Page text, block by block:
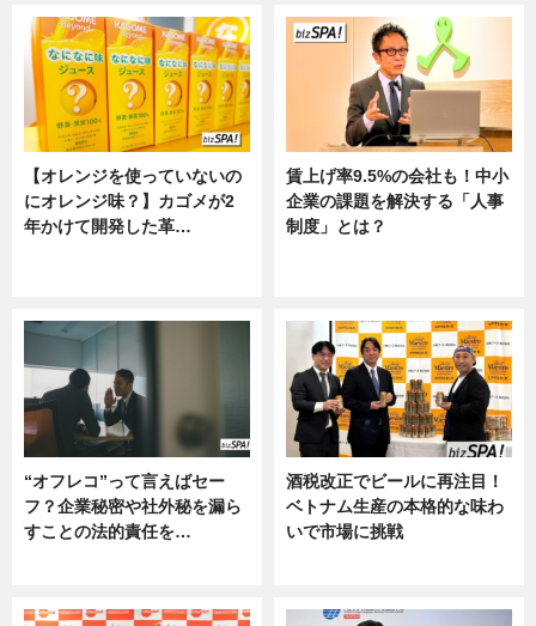
【オレンジを使っていないの
にオレンジ味？】カゴメが2
年かけて開発した革…
賃上げ率9.5%の会社も！中小
企業の課題を解決する「人事
制度」とは？
“オフレコ”って言えばセー
フ？企業秘密や社外秘を漏ら
すことの法的責任を…
酒税改正でビールに再注目！
ベトナム生産の本格的な味わ
いで市場に挑戦